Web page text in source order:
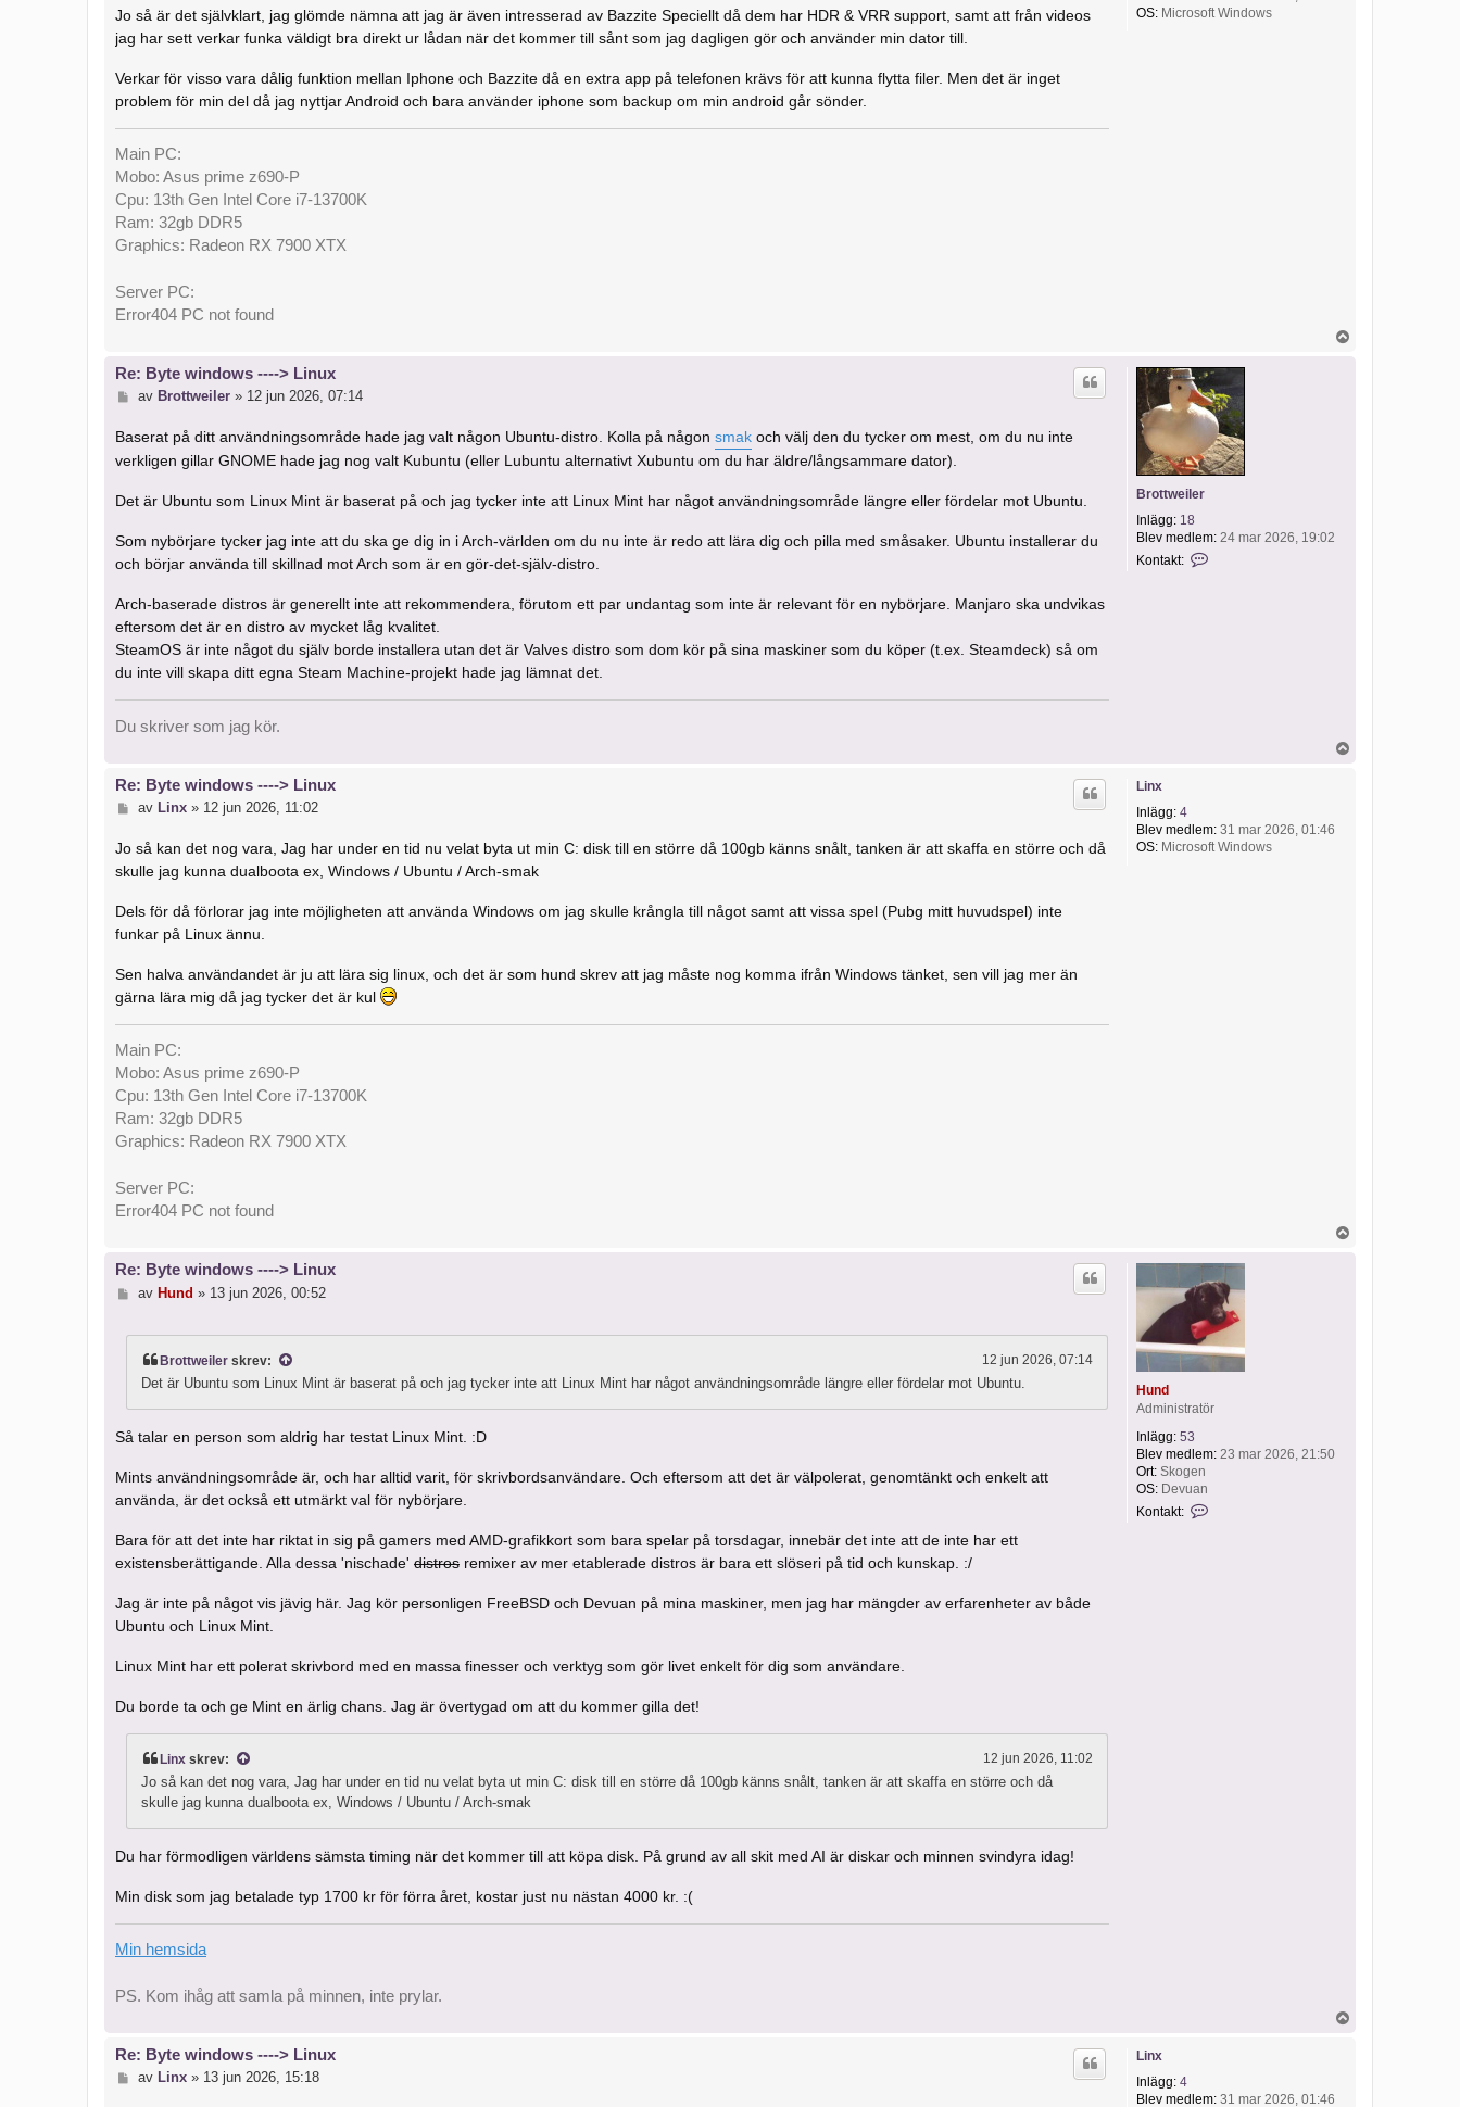
OS: Microsoft Windows
ä
g
Jo så är det självklart, jag glömde nämna att jag är även intresserad av Bazzite Speciellt då dem har HDR & VRR support, samt att från videos
jag har sett verkar funka väldigt bra direkt ur lådan när det kommer till sånt som jag dagligen gör och använder min dator till.
Verkar för visso vara dålig funktion mellan Iphone och Bazzite då en extra app på telefonen krävs för att kunna flytta filer. Men det är inget
problem för min del då jag nyttjar Android och bara använder iphone som backup om min android går sönder.
Main PC:
Mobo: Asus prime z690-P
Cpu: 13th Gen Intel Core i7-13700K
Ram: 32gb DDR5
Graphics: Radeon RX 7900 XTX
Server PC:
Error404 PC not found
Brottweiler
Inlägg: 18
Blev medlem: 24 mar 2026, 19:02
Kontakt:
r
Re: Byte windows ----> Linux
ä
g
av Brottweiler» 12 jun 2026, 07:14
Baserat på ditt användningsområde hade jag valt någon Ubuntu-distro. Kolla på någon smak och välj den du tycker om mest, om du nu inte
verkligen gillar GNOME hade jag nog valt Kubuntu (eller Lubuntu alternativt Xubuntu om du har äldre/långsammare dator).
Det är Ubuntu som Linux Mint är baserat på och jag tycker inte att Linux Mint har något användningsområde längre eller fördelar mot Ubuntu.
Som nybörjare tycker jag inte att du ska ge dig in i Arch-världen om du nu inte är redo att lära dig och pilla med småsaker. Ubuntu installerar du
och börjar använda till skillnad mot Arch som är en gör-det-själv-distro.
Arch-baserade distros är generellt inte att rekommendera, förutom ett par undantag som inte är relevant för en nybörjare. Manjaro ska undvikas
eftersom det är en distro av mycket låg kvalitet.
SteamOS är inte något du själv borde installera utan det är Valves distro som dom kör på sina maskiner som du köper (t.ex. Steamdeck) så om
du inte vill skapa ditt egna Steam Machine-projekt hade jag lämnat det.
Du skriver som jag kör.
Linx
Inlägg: 4
Blev medlem: 31 mar 2026, 01:46
OS: Microsoft Windows
Re: Byte windows ----> Linux
ä
g
av Linx» 12 jun 2026, 11:02
Jo så kan det nog vara, Jag har under en tid nu velat byta ut min C: disk till en större då 100gb känns snålt, tanken är att skaffa en större och då
skulle jag kunna dualboota ex, Windows / Ubuntu / Arch-smak
Dels för då förlorar jag inte möjligheten att använda Windows om jag skulle krångla till något samt att vissa spel (Pubg mitt huvudspel) inte
funkar på Linux ännu.
Sen halva användandet är ju att lära sig linux, och det är som hund skrev att jag måste nog komma ifrån Windows tänket, sen vill jag mer än
gärna lära mig då jag tycker det är kul
Main PC:
Mobo: Asus prime z690-P
Cpu: 13th Gen Intel Core i7-13700K
Ram: 32gb DDR5
Graphics: Radeon RX 7900 XTX
Server PC:
Error404 PC not found
Hund
Administratör
Inlägg: 53
Blev medlem: 23 mar 2026, 21:50
Ort: Skogen
OS: Devuan
Kontakt:
Re: Byte windows ----> Linux
ä
av Hund » 13 jun 2026, 00:52
Brottweiler skrev: 12 jun 2026, 07:14
Det är Ubuntu som Linux Mint är baserat på och jag tycker inte att Linux Mint har något användningsområde längre eller fördelar mot Ubuntu.
Så talar en person som aldrig har testat Linux Mint. :D
Mints användningsområde är, och har alltid varit, för skrivbordsanvändare. Och eftersom att det är välpolerat, genomtänkt och enkelt att
använda, är det också ett utmärkt val för nybörjare.
Bara för att det inte har riktat in sig på gamers med AMD-grafikkort som bara spelar på torsdagar, innebär det inte att de inte har ett
existensberättigande. Alla dessa 'nischade' distros remixer av mer etablerade distros är bara ett slöseri på tid och kunskap. :/
Jag är inte på något vis jävig här. Jag kör personligen FreeBSD och Devuan på mina maskiner, men jag har mängder av erfarenheter av både
Ubuntu och Linux Mint.
Linux Mint har ett polerat skrivbord med en massa finesser och verktyg som gör livet enkelt för dig som användare.
Du borde ta och ge Mint en ärlig chans. Jag är övertygad om att du kommer gilla det!
Linx skrev: 12 jun 2026, 11:02
Jo så kan det nog vara, Jag har under en tid nu velat byta ut min C: disk till en större då 100gb känns snålt, tanken är att skaffa en större och då
skulle jag kunna dualboota ex, Windows / Ubuntu / Arch-smak
Du har förmodligen världens sämsta timing när det kommer till att köpa disk. På grund av all skit med AI är diskar och minnen svindyra idag!
Min disk som jag betalade typ 1700 kr för förra året, kostar just nu nästan 4000 kr. :(
Min hemsida
PS. Kom ihåg att samla på minnen, inte prylar.
Linx
Inlägg: 4
Blev medlem: 31 mar 2026, 01:46
Re: Byte windows ----> Linux
av Linx» 13 jun 2026, 15:18